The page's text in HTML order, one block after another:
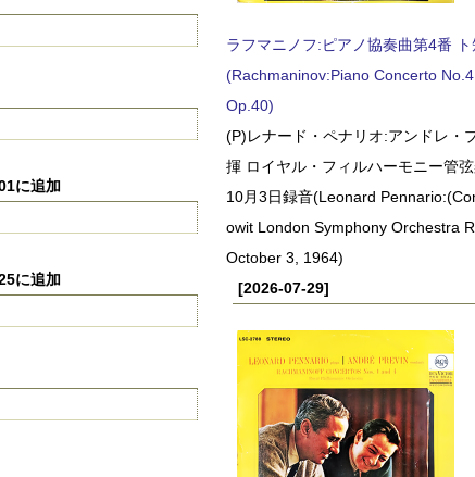
に追加
に追加
ラフマニノフ:ピアノ協奏曲第4番
(Rachmaninov:Piano Concerto
Op.40)
(P)レナード・ペナリオ:アンドレ・
揮 ロイヤル・フィルハーモニー管
10月3日録音(Leonard
owit London Symphony Orchestra
October 3, 1964)
[2026-07-29]